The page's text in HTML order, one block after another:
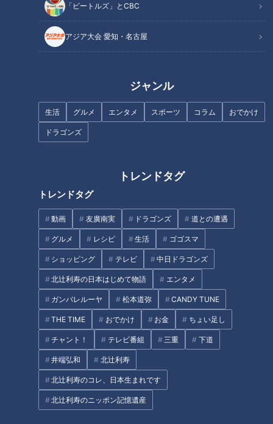
「ビートルズ」とCBC
アジア大会 愛知・名古屋
ジャンル
生活 グルメ エンタメ スポーツ コラム おでかけ
ドラゴンズ
トレンドタグ
トレンドタグ
動画 友廣南実 ドラゴンズ 道との遭遇
グルメ レシピ 生活 ゴゴスマ
ショッピング テレビ 中日ドラゴンズ
北辻利寿の日本はじめて物語 エンタメ
ガンバレルーヤ 松本道弥 CANDY TUNE
THE TIME おでかけ お金 ちょい足し
チャント！ テレビ番組 三重 下道
井端弘和 北辻利寿
北辻利寿のコレ、日本生まれです
北辻利寿のニッポン記憶遺産
切り”ができるグッズ
20代の妊娠中の女性は出産や入院に備え、便利グッズを買い
に来ました。
「傾けてもこぼれにくいワンプッシュペットボトルキャップ」
は、ペットボトルに取り付けて使用。横になりながら飲めるた
め、妊婦さんに人気があります。
女性がもう一つ手にしていた「ハンドル野菜カッター」は、中
に刃がついているため、野菜を容器にセットしてハンドルを数
回引くだけで細かくカット。
忙しい主婦や、料理が苦手な人にオススメのキッチンの救世主